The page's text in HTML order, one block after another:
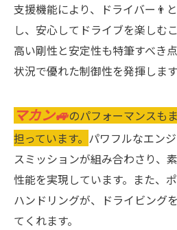
支援機能により、ドライバー👨
し、安心してドライブを楽しむ
高い剛性と安定性も特筆すべき
状況で優れた制御性を発揮します
マカン🚙のパフォーマンスも
担っています。 パワフルなエン
スミッションが組み合わさり、
性能を実現しています。また、
ハンドリングが、ドライビング
てくれます。